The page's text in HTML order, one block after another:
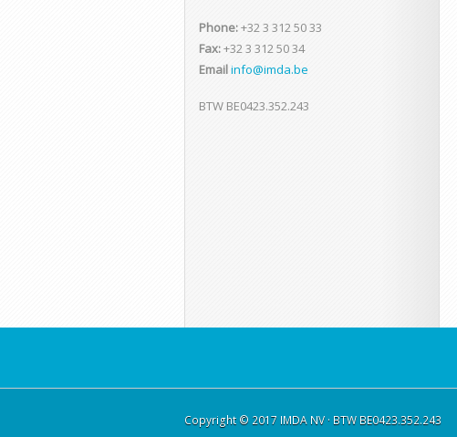
Phone:+32 3 312 50 33
Fax:+32 3 312 50 34
Emailinfo@imda.be
BTW BE0423.352.243
Copyright © 2017 IMDA NV · BTW BE0423.352.243